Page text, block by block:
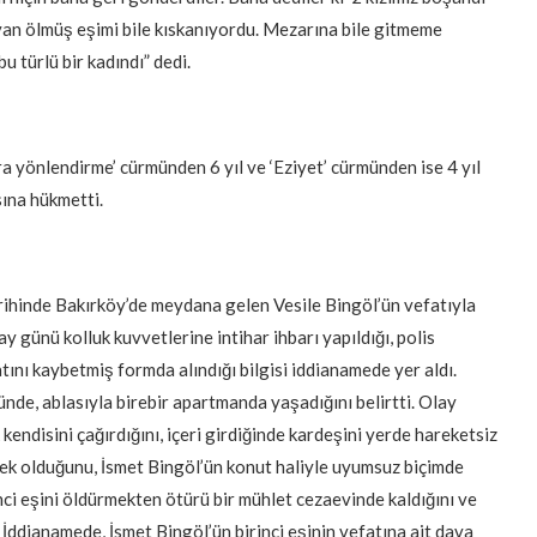
ölmüş eşimi bile kıskanıyordu. Mezarına bile gitmeme
türlü bir kadındı” dedi.
cürmünden 6 yıl ve ‘Eziyet’ cürmünden ise 4 yıl
hükmetti.
Bakırköy’de meydana gelen Vesile Bingöl’ün vefatıyla
günü kolluk kuvvetlerine intihar ihbarı yapıldığı, polis
kaybetmiş formda alındığı bilgisi iddianamede yer aldı.
ablasıyla birebir apartmanda yaşadığını belirtti. Olay
çağırdığını, içeri girdiğinde kardeşini yerde hareketsiz
olduğunu, İsmet Bingöl’ün konut haliyle uyumsuz biçimde
eşini öldürmekten ötürü bir mühlet cezaevinde kaldığını ve
İsmet Bingöl’ün birinci eşinin vefatına ait dava